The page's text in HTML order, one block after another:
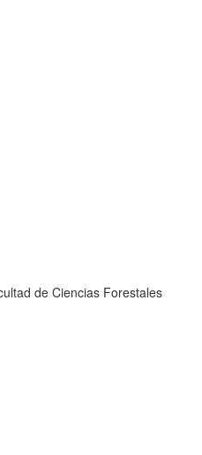
de Ciencias Forestales